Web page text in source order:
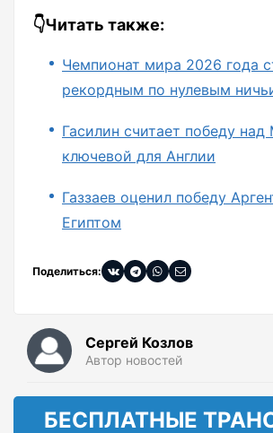
👇Читать также:
Чемпионат мира 2026 года
рекордным по нулевым
Гасилин считает победу
ключевой для Англии
Газзаев оценил победу
Египтом
Поделиться:
Сергей Козлов
Автор новостей
БЕСПЛАТНЫЕ